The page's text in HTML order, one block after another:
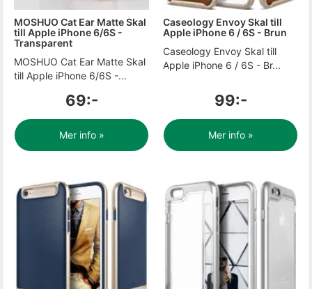
MOSHUO Cat Ear Matte Skal
till Apple iPhone 6/6S -
Transparent
MOSHUO Cat Ear Matte Skal
till Apple iPhone 6/6S -...
69:-
Mer info »
Caseology Envoy Skal till
Apple iPhone 6 / 6S - Brun
Caseology Envoy Skal till
Apple iPhone 6 / 6S - Br...
99:-
Mer info »